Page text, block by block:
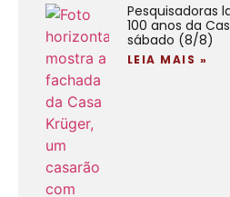
Pesquisadoras
100 anos da
sábado (8/8)
LEIA MAIS »